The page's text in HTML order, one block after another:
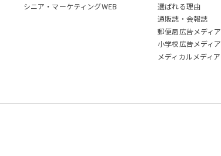
シニア・マーケティングWEB
選ばれる理由
通販誌・会報誌
郵便局広告メディア
小学校広告メディア
メディカルメディア